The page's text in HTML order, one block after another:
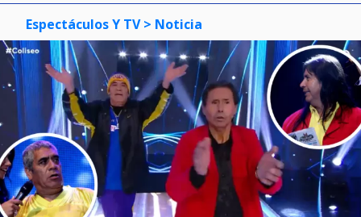
Espectáculos Y TV > Noticia